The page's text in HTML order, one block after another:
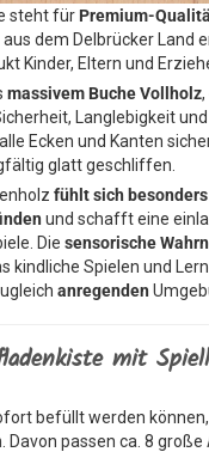
steht für Premium-
dem Delbrücker Land
Kinder, Eltern und
massivem Buche Vollholz
Langlebigkeit
Ecken und Kanten
glatt geschliffen.
fühlt sich
und schafft eine
Die sensorische
kindliche Spielen und
anregenden
mit
befüllt werden
Davon passen ca. 8